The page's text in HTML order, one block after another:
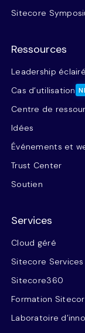
Sitecore
Ressources
Leadership éclairé
Cas d’utilisation
Centre de
Idées
Événements et
Trust Center
Soutien
Services
Cloud géré
Sitecore Services
Sitecore360
Formation
Laboratoire